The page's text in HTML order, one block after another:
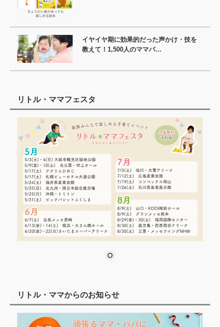
イヤイヤ期に効果的だった声かけ・技を
教えて！1,500人のママパ…
リトル・ママフェスタ
リトル・ママからのお知らせ